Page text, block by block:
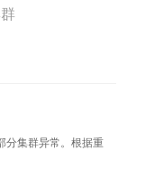
分集群异常。根据重